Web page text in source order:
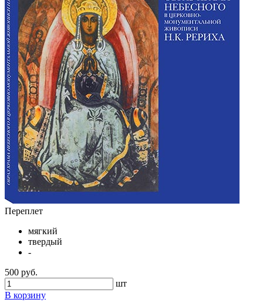
Переплет
мягкий
твердый
-
500 руб.
шт
В корзину